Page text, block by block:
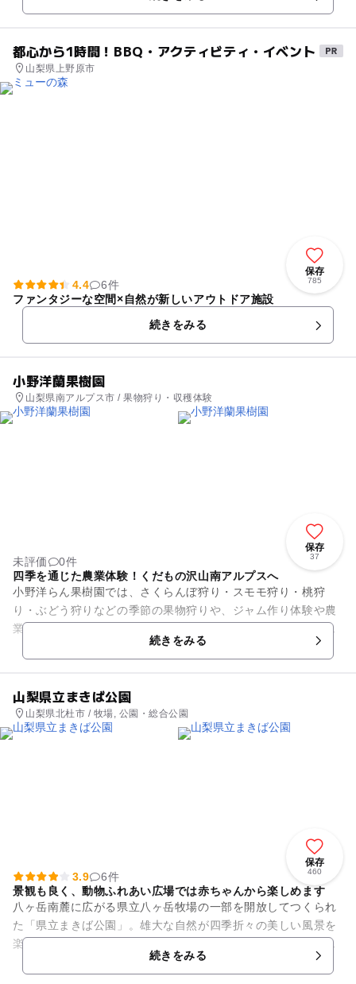
都心から1時間！BBQ・アクティビティ・イベント
山梨県上野原市
保存
785
4.4
6件
ファンタジーな空間×自然が新しいアウトドア施設
続きをみる
小野洋蘭果樹園
山梨県南アルプス市 / 果物狩り・収穫体験
保存
37
未評価
0件
四季を通じた農業体験！くだもの沢山南アルプスへ
小野洋らん果樹園では、さくらんぼ狩り・スモモ狩り・桃狩
り・ぶどう狩りなどの季節の果物狩りや、ジャム作り体験や農
業体験を楽しめるグリーンツーリズムイベントを実施中！グリ
ーンツーリズムイベントは、園...
続きをみる
山梨県立まきば公園
山梨県北杜市 / 牧場, 公園・総合公園
保存
460
3.9
6件
景観も良く、動物ふれあい広場では赤ちゃんから楽しめます
八ヶ岳南麓に広がる県立八ヶ岳牧場の一部を開放してつくられ
た「県立まきば公園」。雄大な自然が四季折々の美しい風景を
楽しませてくれます。ヤギや羊、ポニーとも自由に触れあえ、
大自然の中でのびのびと過ご...続きをみる